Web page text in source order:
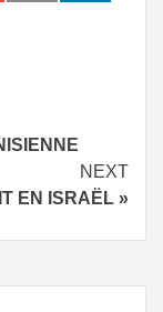
NEXT
EN ISRAËL »